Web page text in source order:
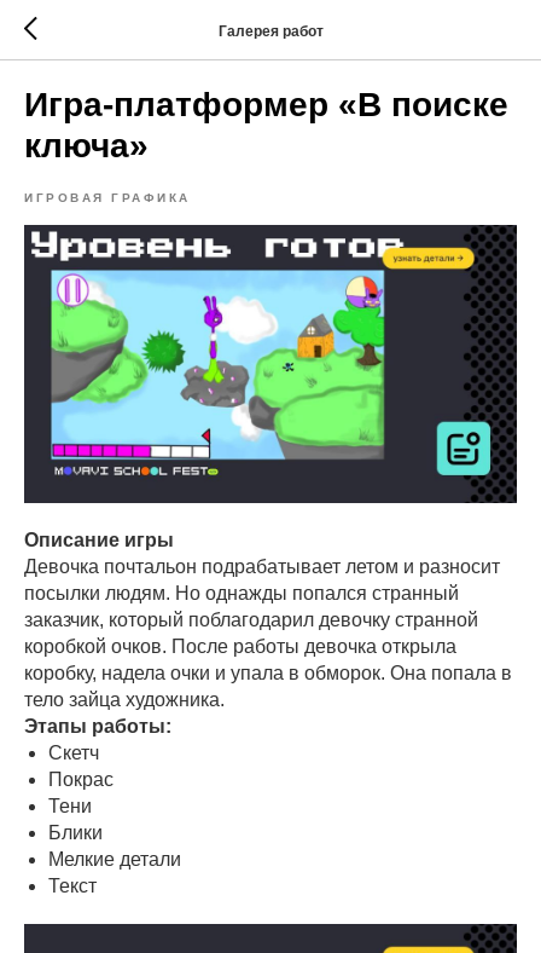
Галерея работ
Игра-платформер «В поиске
ключа»
ИГРОВАЯ ГРАФИКА
Описание игры
Девочка почтальон подрабатывает летом и разносит
посылки людям. Но однажды попался странный
заказчик, который поблагодарил девочку странной
коробкой очков. После работы девочка открыла
коробку, надела очки и упала в обморок. Она попала в
тело зайца художника.
Этапы работы:
Скетч
Покрас
Тени
Блики
Мелкие детали
Текст